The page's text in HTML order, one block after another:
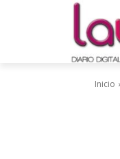
Inicio